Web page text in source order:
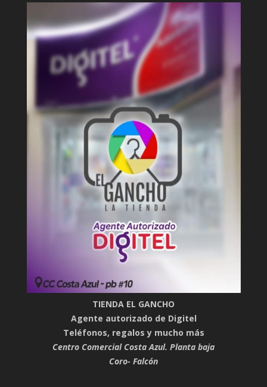
TIENDA EL GANCHO
Agente autorizado de Digitel
Teléfonos, regalos y mucho más
Centro Comercial Costa Azul. Planta baja
Coro- Falcón